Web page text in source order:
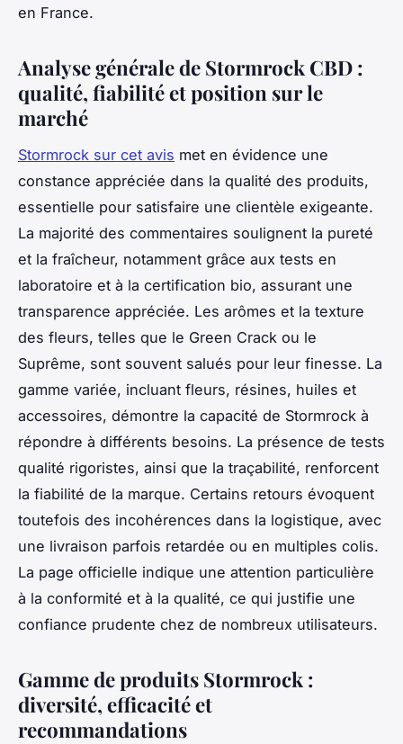
en France.
Analyse générale de Stormrock CBD :
qualité, fiabilité et position sur le
marché
Stormrock sur cet avis met en évidence une
constance appréciée dans la qualité des produits,
essentielle pour satisfaire une clientèle exigeante.
La majorité des commentaires soulignent la pureté
et la fraîcheur, notamment grâce aux tests en
laboratoire et à la certification bio, assurant une
transparence appréciée. Les arômes et la texture
des fleurs, telles que le Green Crack ou le
Suprême, sont souvent salués pour leur finesse. La
gamme variée, incluant fleurs, résines, huiles et
accessoires, démontre la capacité de Stormrock à
répondre à différents besoins. La présence de tests
qualité rigoristes, ainsi que la traçabilité, renforcent
la fiabilité de la marque. Certains retours évoquent
toutefois des incohérences dans la logistique, avec
une livraison parfois retardée ou en multiples colis.
La page officielle indique une attention particulière
à la conformité et à la qualité, ce qui justifie une
confiance prudente chez de nombreux utilisateurs.
Gamme de produits Stormrock :
diversité, efficacité et
recommandations